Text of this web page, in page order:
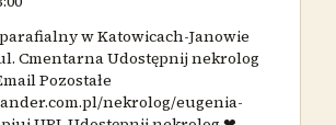
w Katowicach-Janowie
Cmentarna Udostępnij nekrolog
Pozostałe
nekrolog/eugenia-